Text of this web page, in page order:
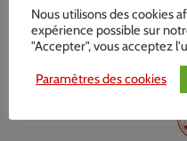
Nous utilisons des cookies
expérience possible sur
"Accepter", vous acceptez
Paramètres des cookies